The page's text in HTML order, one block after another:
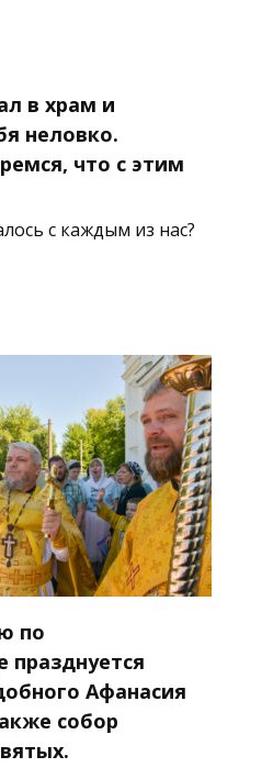
в храм и
неловко.
что с этим
с каждым из нас?
по
празднуется
Афанасия
собор